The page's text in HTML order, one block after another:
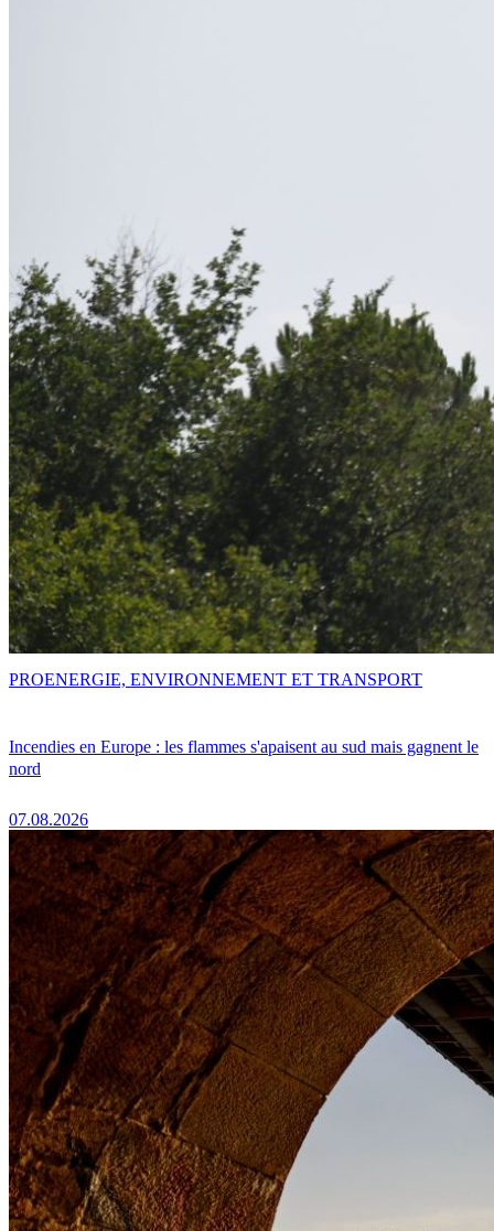
Incendies en Europe : les flammes s'apaisent au sud mais gagnent le
nord
07.08.2026
PROENERGIE, ENVIRONNEMENT ET TRANSPORT